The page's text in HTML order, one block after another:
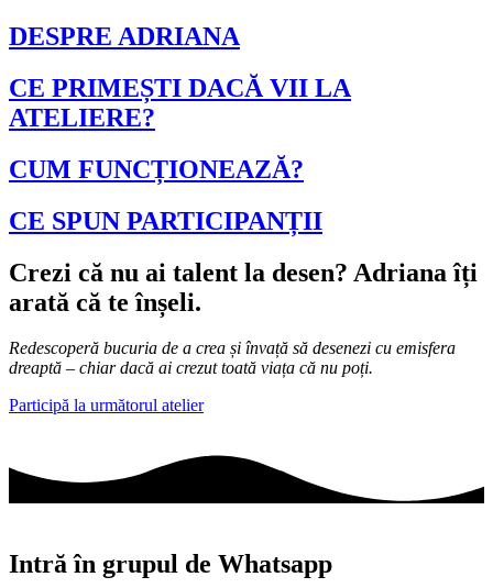
DESPRE ADRIANA
CE PRIMEȘTI DACĂ VII LA
ATELIERE?
CUM FUNCȚIONEAZĂ?
CE SPUN PARTICIPANȚII
Crezi că nu ai talent la desen? Adriana îți
arată că te înșeli.
Redescoperă bucuria de a crea și învață să desenezi cu emisfera
dreaptă – chiar dacă ai crezut toată viața că nu poți.
Participă la următorul atelier
Intră în grupul de Whatsapp